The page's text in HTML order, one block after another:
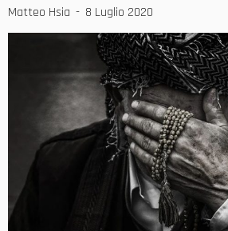
Matteo Hsia 8 Luglio 2020